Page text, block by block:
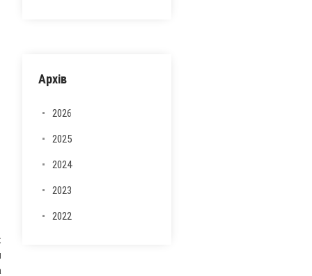
Архів
2026
2025
2024
2023
2022